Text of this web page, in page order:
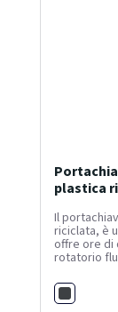
plastica
Il
riciclata, è
offre ore di
rotatorio
Nero